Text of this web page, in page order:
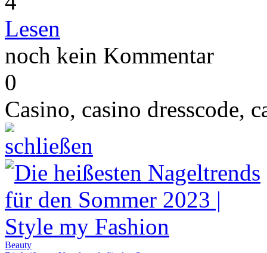
Lesen
noch kein Kommentar
0
Casino, casino dresscode,
Beauty